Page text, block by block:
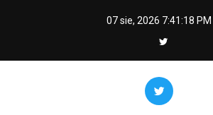
07 sie, 2026 7:41:19 PM